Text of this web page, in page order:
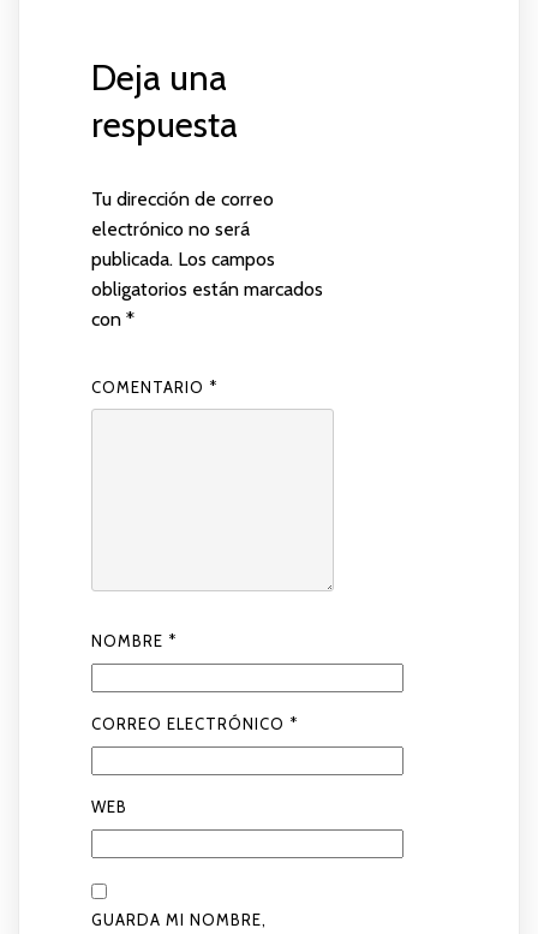
Deja una
respuesta
Tu dirección de correo
electrónico no será
publicada. Los campos
obligatorios están marcados
con *
COMENTARIO *
NOMBRE *
CORREO ELECTRÓNICO *
WEB
GUARDA MI NOMBRE,